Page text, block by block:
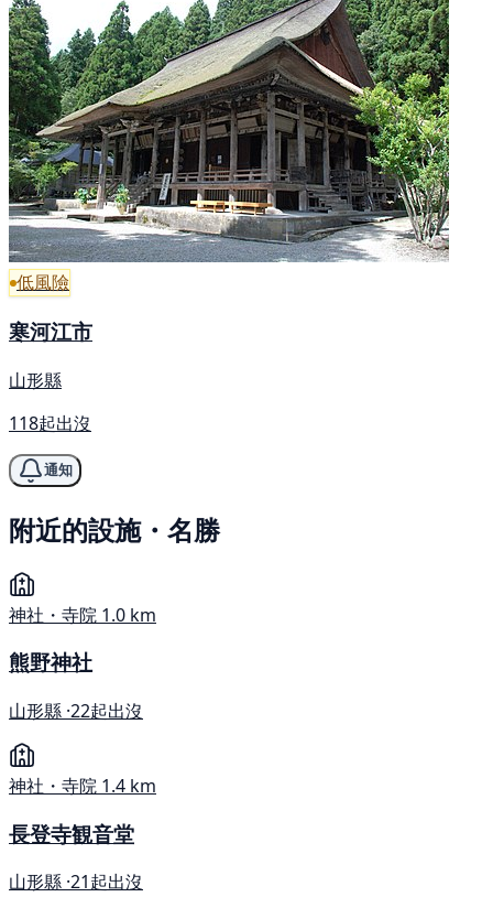
低風險
寒河江市
山形縣
118起出沒
通知
附近的設施・名勝
神社・寺院 1.0 km
熊野神社
山形縣 ·22起出沒
神社・寺院 1.4 km
長登寺観音堂
山形縣 ·21起出沒